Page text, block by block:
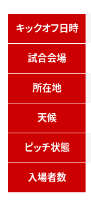
キックオフ日時
試合会場
所在地
天候
ピッチ状態
入場者数